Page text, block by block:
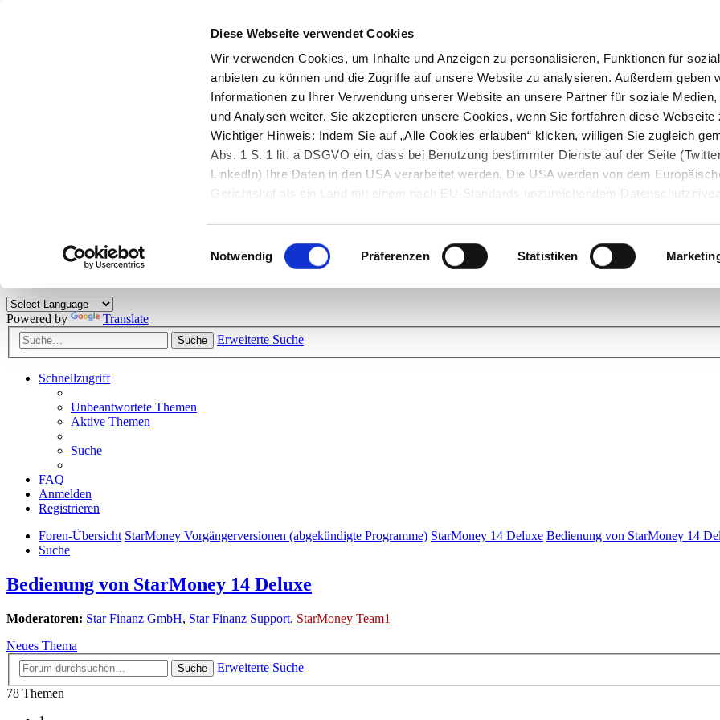
Diese Webseite verwendet Cookies
Wir verwenden Cookies, um Inhalte und Anzeigen zu personalisieren, Funktionen für
anbieten zu können und die Zugriffe auf unsere Website zu analysieren. Außerdem geben
Informationen zu Ihrer Verwendung unserer Website an unsere Partner für soziale Medien,
und Analysen weiter. Sie akzeptieren unsere Cookies, wenn Sie fortfahren diese Webseite
Wichtiger Hinweis: Indem Sie auf „Alle Cookies erlauben“ klicken, willigen Sie zugleich
Abs. 1 S. 1 lit. a DSGVO ein, dass bei Benutzung bestimmter Dienste auf der Seite
LinkedIn) Ihre Daten in den USA verarbeitet werden. Die USA werden von dem
Gerichtshof als ein Land mit einem nach EU-Standards unzureichendem
Einwilligungsauswahl
Notwendig Präferenzen Statistiken
Herzlich willkommen!
Kunden viele nützliche Hilfestellungen und interessante Tipps und Tricks. Stellen Sie Ihre Fragen und helfen Sie mit Ihrem Wissen anderen
Powered by Translate
Suche Erweiterte Suche
Schnellzugriff
Unbeantwortete Themen
Aktive Themen
Suche
FAQ
Anmelden
Registrieren
Foren-Übersicht StarMoney Vorgängerversionen (abgekündigte Programme) StarMoney 14 Deluxe Bedienung von StarMoney 14
Suche
Bedienung von StarMoney 14 Deluxe
Moderatoren: Star Finanz GmbH, Star Finanz Support, StarMoney Team1
Neues Thema
Suche
Erweiterte Suche
78 Themen